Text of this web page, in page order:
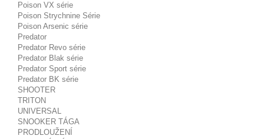
Poison VX série
Poison Strychnine Série
Poison Arsenic série
Predator
Predator Revo série
Predator Blak série
Predator Sport série
Predator BK série
SHOOTER
TRITON
UNIVERSAL
SNOOKER TÁGA
PRODLOUŽENÍ